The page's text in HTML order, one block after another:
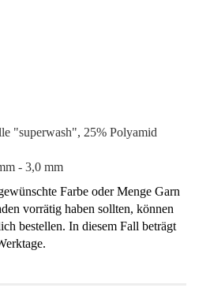
"superwash", 25% Polyamid
- 3,0 mm
Farbe oder Menge Garn
vorrätig haben sollten, können
bestellen. In diesem Fall beträgt